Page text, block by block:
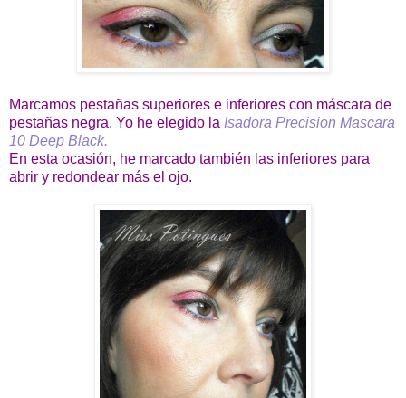
Marcamos pestañas superiores e inferiores con máscara de
pestañas negra. Yo he elegido la Isadora Precision Mascara
10 Deep Black.
En esta ocasión, he marcado también las inferiores para
abrir y redondear más el ojo.